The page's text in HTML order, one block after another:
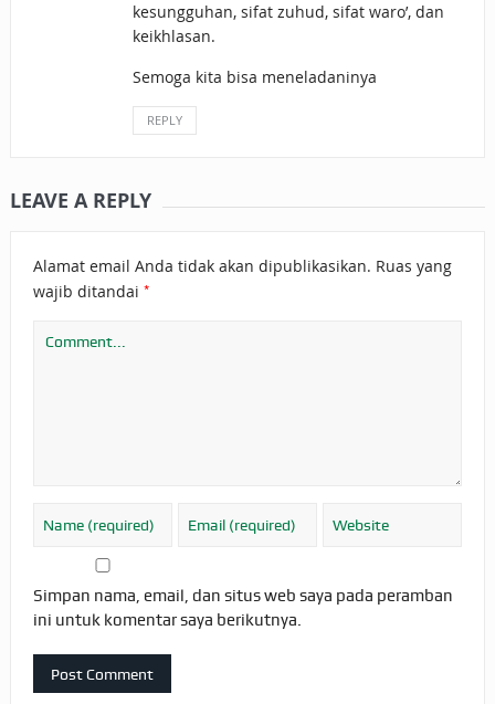
kesungguhan, sifat zuhud, sifat waro’, dan
keikhlasan.
Semoga kita bisa meneladaninya
REPLY
LEAVE A REPLY
Alamat email Anda tidak akan dipublikasikan. Ruas yang
wajib ditandai *
Simpan nama, email, dan situs web saya pada peramban
ini untuk komentar saya berikutnya.